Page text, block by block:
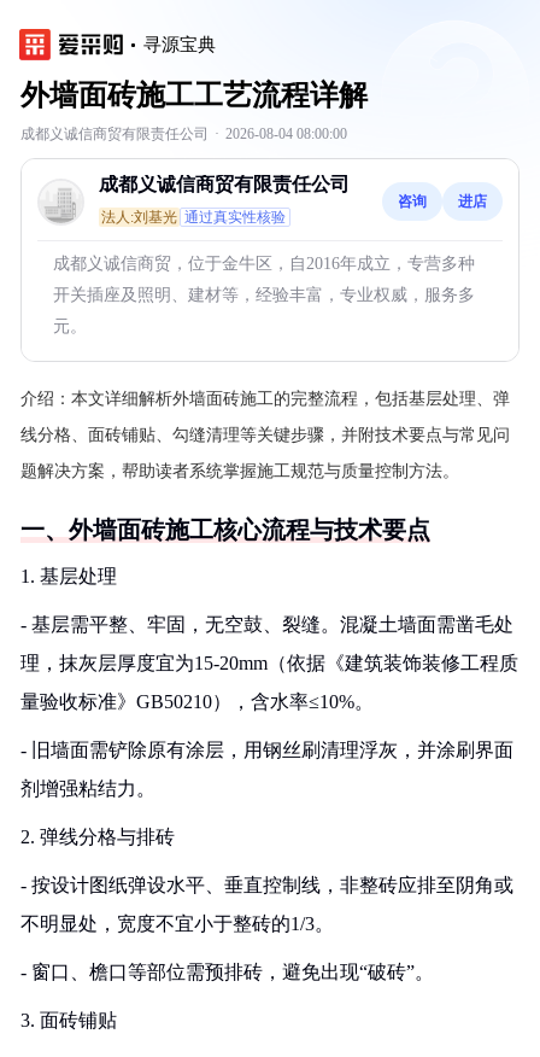
寻源宝典
外墙面砖施工工艺流程详解
成都义诚信商贸有限责任公司 · 2026-08-04 08:00:00
成都义诚信商贸有限责任公司
法人:刘基光 通过真实性核验
咨询 进店
成都义诚信商贸，位于金牛区，自2016年成立，专营多种
开关插座及照明、建材等，经验丰富，专业权威，服务多
元。
介绍： 本文详细解析外墙面砖施工的完整流程，包括基层处理、弹
线分格、面砖铺贴、勾缝清理等关键步骤，并附技术要点与常见问
题解决方案，帮助读者系统掌握施工规范与质量控制方法。
一、外墙面砖施工核心流程与技术要点
1. 基层处理
- 基层需平整、牢固，无空鼓、裂缝。混凝土墙面需凿毛处
理，抹灰层厚度宜为15-20mm（依据《建筑装饰装修工程质
量验收标准》GB50210），含水率≤10%。
- 旧墙面需铲除原有涂层，用钢丝刷清理浮灰，并涂刷界面
剂增强粘结力。
2. 弹线分格与排砖
- 按设计图纸弹设水平、垂直控制线，非整砖应排至阴角或
不明显处，宽度不宜小于整砖的1/3。
- 窗口、檐口等部位需预排砖，避免出现“破砖”。
3. 面砖铺贴